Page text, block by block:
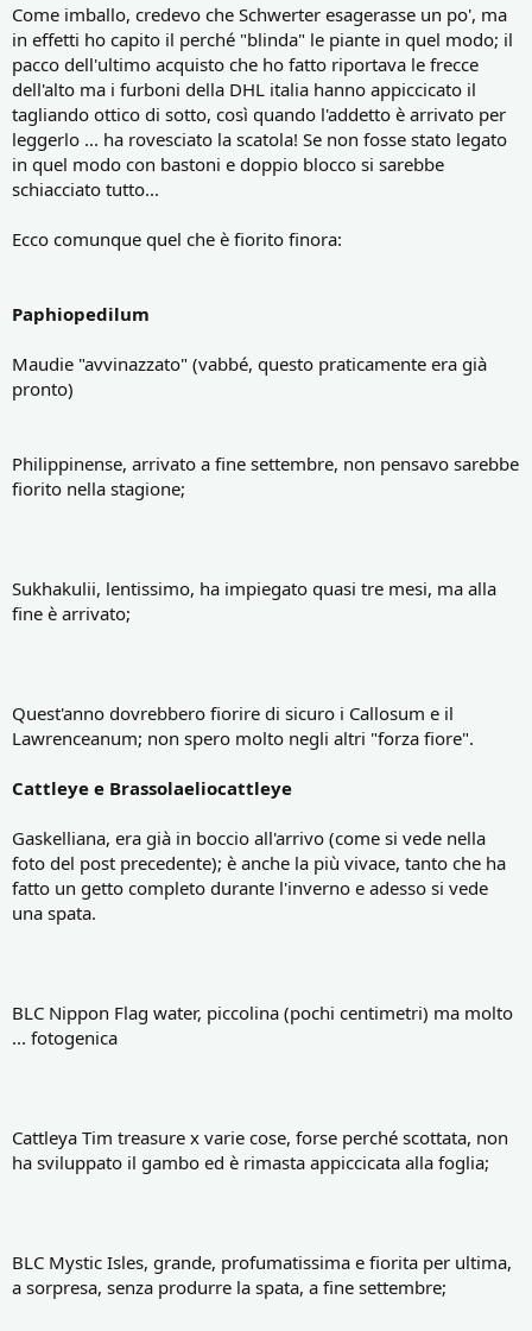
Come imballo, credevo che Schwerter esagerasse un po', ma
in effetti ho capito il perché "blinda" le piante in quel modo; il
pacco dell'ultimo acquisto che ho fatto riportava le frecce
dell'alto ma i furboni della DHL italia hanno appiccicato il
tagliando ottico di sotto, così quando l'addetto è arrivato per
leggerlo ... ha rovesciato la scatola! Se non fosse stato legato
in quel modo con bastoni e doppio blocco si sarebbe
schiacciato tutto...
Ecco comunque quel che è fiorito finora:
Paphiopedilum
Maudie "avvinazzato" (vabbé, questo praticamente era già
pronto)
Philippinense, arrivato a fine settembre, non pensavo sarebbe
fiorito nella stagione;
Sukhakulii, lentissimo, ha impiegato quasi tre mesi, ma alla
fine è arrivato;
Quest'anno dovrebbero fiorire di sicuro i Callosum e il
Lawrenceanum; non spero molto negli altri "forza fiore".
Cattleye e Brassolaeliocattleye
Gaskelliana, era già in boccio all'arrivo (come si vede nella
foto del post precedente); è anche la più vivace, tanto che ha
fatto un getto completo durante l'inverno e adesso si vede
una spata.
BLC Nippon Flag water, piccolina (pochi centimetri) ma molto
... fotogenica
Cattleya Tim treasure x varie cose, forse perché scottata, non
ha sviluppato il gambo ed è rimasta appiccicata alla foglia;
BLC Mystic Isles, grande, profumatissima e fiorita per ultima,
a sorpresa, senza produrre la spata, a fine settembre;